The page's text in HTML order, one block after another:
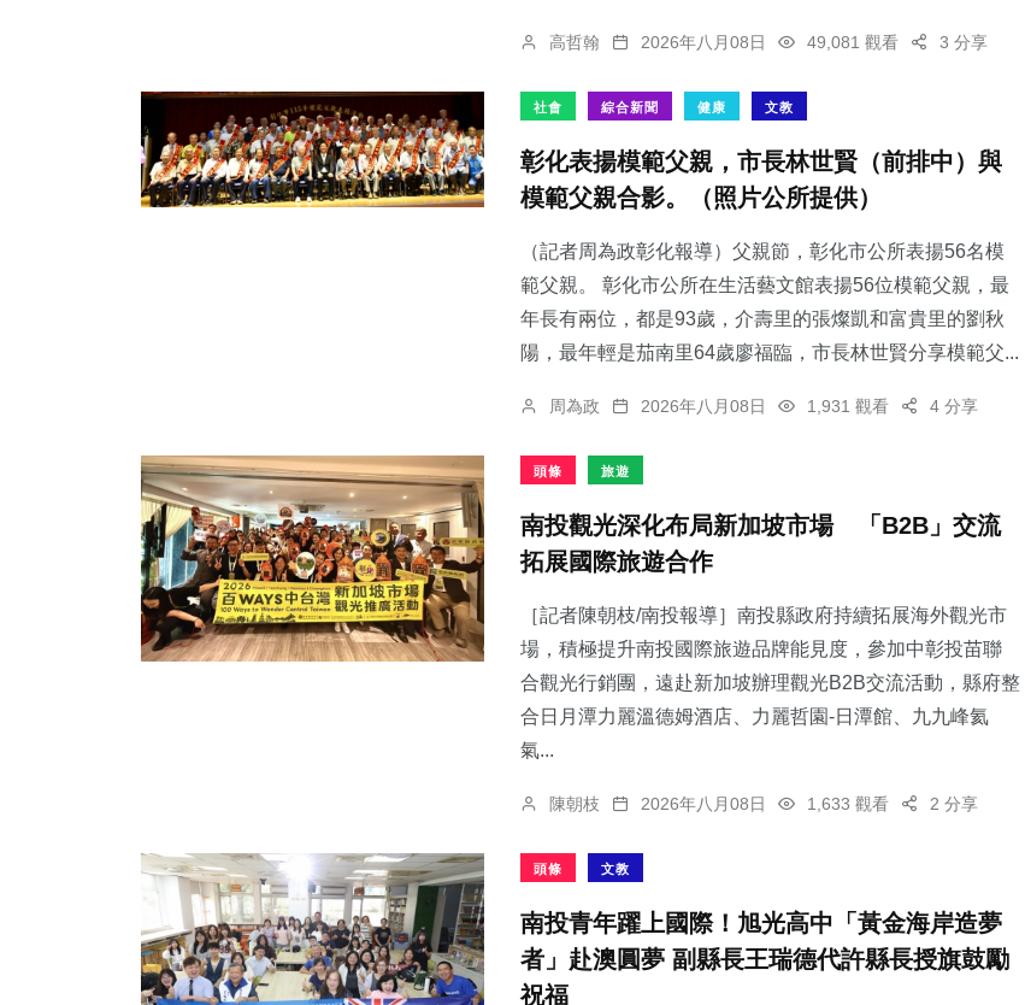
高哲翰 2026年八月08日 49,081 觀看 3 分享
社會 綜合新聞 健康 文教
彰化表揚模範父親，市長林世賢（前排中）與
模範父親合影。（照片公所提供）
（記者周為政彰化報導）父親節，彰化市公所表揚56名模
範父親。 彰化市公所在生活藝文館表揚56位模範父親，最
年長有兩位，都是93歲，介壽里的張燦凱和富貴里的劉秋
陽，最年輕是茄南里64歲廖福臨，市長林世賢分享模範父...
周為政 2026年八月08日 1,931 觀看 4 分享
頭條 旅遊
南投觀光深化布局新加坡市場 「B2B」交流
拓展國際旅遊合作
［記者陳朝枝/南投報導］南投縣政府持續拓展海外觀光市
場，積極提升南投國際旅遊品牌能見度，參加中彰投苗聯
合觀光行銷團，遠赴新加坡辦理觀光B2B交流活動，縣府整
合日月潭力麗溫德姆酒店、力麗哲園-日潭館、九九峰氦
氣...
陳朝枝 2026年八月08日 1,633 觀看 2 分享
頭條 文教
南投青年躍上國際！旭光高中「黃金海岸造夢
者」赴澳圓夢 副縣長王瑞德代許縣長授旗鼓勵
祝福
90+
旅遊
65+
專欄
36+
宗教
1 +
大陸
25+
社會 綜合新聞